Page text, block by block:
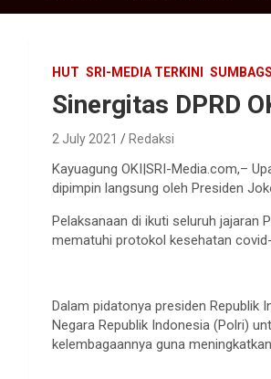
HUT SRI-MEDIA TERKINI
Sinergitas DPRD
2 July 2021 Redaksi
Kayuagung OKI|SRI-Media.com,–
dipimpin langsung oleh Presiden
Pelaksanaan di ikuti seluruh jajaran
mematuhi protokol kesehatan
Dalam pidatonya presiden Republik
Negara Republik Indonesia (Polri)
kelembagaannya guna